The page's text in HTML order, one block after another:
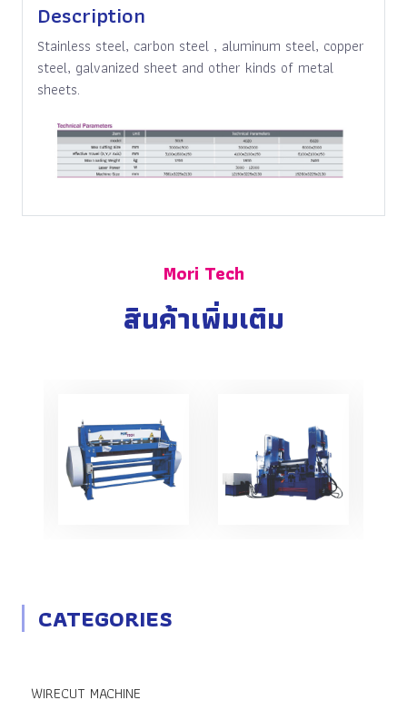
CATEGORIES
WIRECUT MACHINE
Description
Stainless steel, carbon steel , aluminum steel, copper
steel, galvanized sheet and other kinds of metal
sheets.
Mori Tech
สินค้าเพิ่มเติม